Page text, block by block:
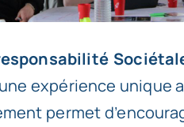
expérience unique
permet